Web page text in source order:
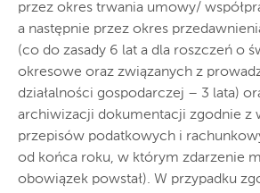
przez okres trwania umowy/
a następnie przez okres
(co do zasady 6 lat a dla roszczeń o
okresowe oraz związanych z
działalności gospodarczej – 3 lata)
archiwizacji dokumentacji zgodnie z
przepisów podatkowych i
od końca roku, w którym zdarzenie
obowiązek powstał). W przypadku